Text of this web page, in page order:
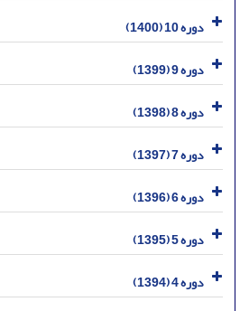
دوره 10 (1400)
دوره 9 (1399)
دوره 8 (1398)
دوره 7 (1397)
دوره 6 (1396)
دوره 5 (1395)
دوره 4 (1394)